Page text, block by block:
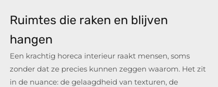
Ruimtes die raken en blijven
hangen
Een krachtig horeca interieur raakt mensen, soms
zonder dat ze precies kunnen zeggen waarom. Het zit
in de nuance: de gelaagdheid van texturen, de